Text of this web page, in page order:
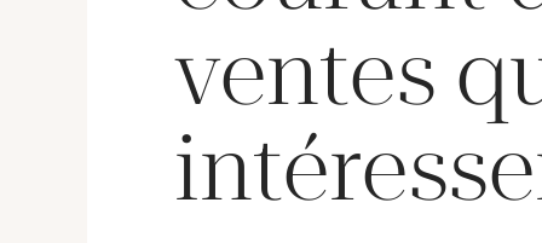
ventes